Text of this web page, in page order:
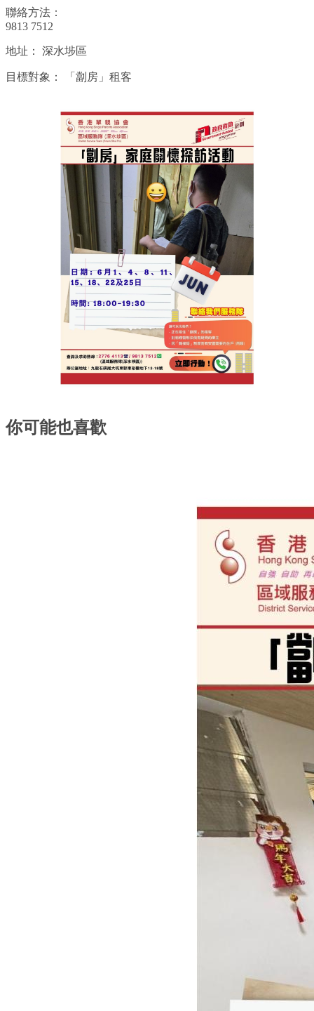
聯絡方法：
9813 7512
地址： 深水埗區
目標對象： 「劏房」租客
你可能也喜歡